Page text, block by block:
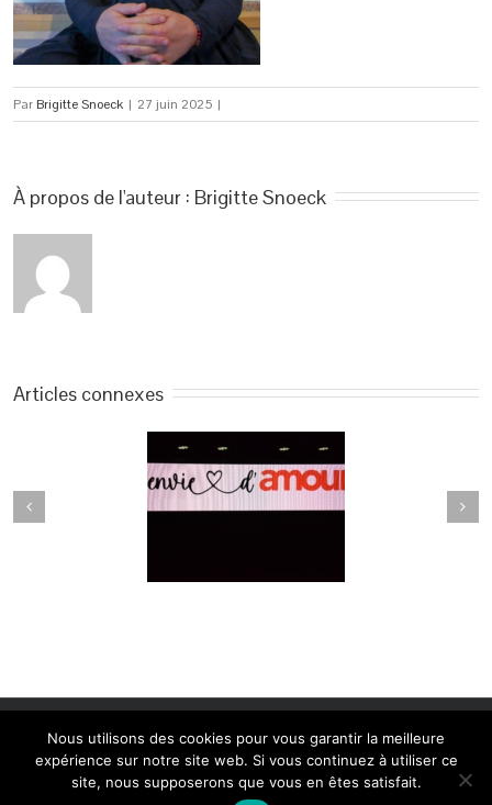
Par Brigitte Snoeck | 27 juin 2025 |
À propos de l'auteur : Brigitte Snoeck
Articles connexes
Copyright 2014 Peter Hess Academy Belgium | Création: Linda
Camurato www.shinedesign.be
Nous utilisons des cookies pour vous garantir la meilleure
expérience sur notre site web. Si vous continuez à utiliser ce
site, nous supposerons que vous en êtes satisfait.